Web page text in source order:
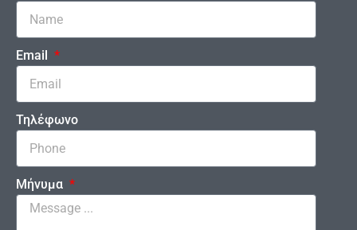
Email
Τηλέφωνο
Μήνυμα